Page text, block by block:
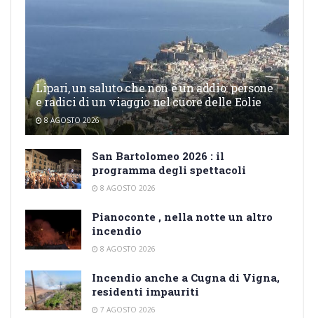
Lipari, un saluto che non è un addio: persone
e radici di un viaggio nel cuore delle Eolie
8 AGOSTO 2026
San Bartolomeo 2026 : il
programma degli spettacoli
8 AGOSTO 2026
Pianoconte , nella notte un altro
incendio
8 AGOSTO 2026
Incendio anche a Cugna di Vigna,
residenti impauriti
7 AGOSTO 2026